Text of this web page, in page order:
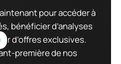
pour accéder à
bénéficier d’analyses
d’offres exclusives.
première de nos